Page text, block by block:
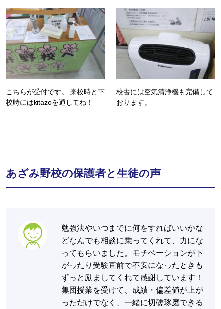
こちらが受付です。 来校時と下
校時にはkitazoを通してね！
校舎には空気清浄機も完備して
おります。
あざみ野校の保護者と生徒の声
勉強法やいつまでに何をすればいいかな
どなんでも相談に乗ってくれて、力にな
ってもらいました。モチベーションが下
がったり受験直前で不安になったときも
ずっと励ましてくれて感謝しています！
集団授業を受けて、成績・偏差値が上が
っただけでなく、一緒に切磋琢磨できる